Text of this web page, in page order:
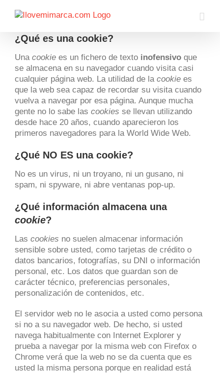
¿Qué es una cookie?
Una cookie es un fichero de texto inofensivo que
se almacena en su navegador cuando visita casi
cualquier página web. La utilidad de la cookie es
que la web sea capaz de recordar su visita cuando
vuelva a navegar por esa página. Aunque mucha
gente no lo sabe las cookies se llevan utilizando
desde hace 20 años, cuando aparecieron los
primeros navegadores para la World Wide Web.
¿Qué NO ES una cookie?
No es un virus, ni un troyano, ni un gusano, ni
spam, ni spyware, ni abre ventanas pop-up.
¿Qué información almacena una
cookie?
Las cookies no suelen almacenar información
sensible sobre usted, como tarjetas de crédito o
datos bancarios, fotografías, su DNI o información
personal, etc. Los datos que guardan son de
carácter técnico, preferencias personales,
personalización de contenidos, etc.
El servidor web no le asocia a usted como persona
si no a su navegador web. De hecho, si usted
navega habitualmente con Internet Explorer y
prueba a navegar por la misma web con Firefox o
Chrome verá que la web no se da cuenta que es
usted la misma persona porque en realidad está